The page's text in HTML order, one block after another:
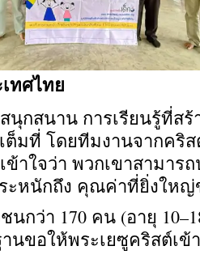
ทศไทย
นุกสนาน การเรียนรู้ที่ส
ต็มที่ โดยทีมงานจากคริ
าใจว่า พวกเขาสามาร
ะหนักถึง คุณค่าที่ยิ่งใหญ่
นกว่า 170 คน (อายุ
นขอให้พระเยซูคริสต์เข้